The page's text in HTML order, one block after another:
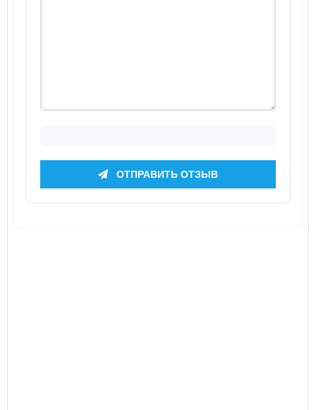
ОТПРАВИТЬ ОТЗЫВ